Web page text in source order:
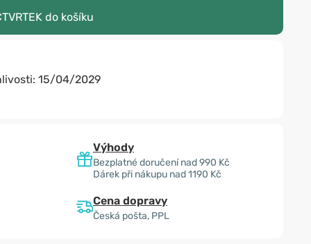
do košíku
15/04/2029
Výhody
Bezplatné doručení nad 990 Kč
Dárek při nákupu nad 1190 Kč
Cena dopravy
Česká pošta, PPL